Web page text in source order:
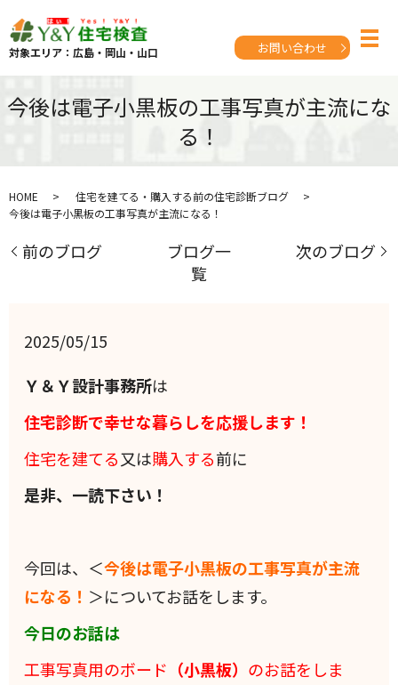
対象エリア：広島・岡山・山口 お問い合わせ
今後は電子小黒板の工事写真が主流にな
る！
HOME
住宅を建てる・購入する前の住宅診断ブログ
今後は電子小黒板の工事写真が主流になる！
前のブログ
ブログ一
覧
次のブログ
2025/05/15
Ｙ＆Ｙ設計事務所は
住宅診断で幸せな暮らしを応援します！
住宅を建てる又は購入する前に
是非、一読下さい！
今回は、＜今後は電子小黒板の工事写真が主流
になる！ ＞についてお話をします。
今日のお話は
工事写真用のボード （小黒板） のお話をしま